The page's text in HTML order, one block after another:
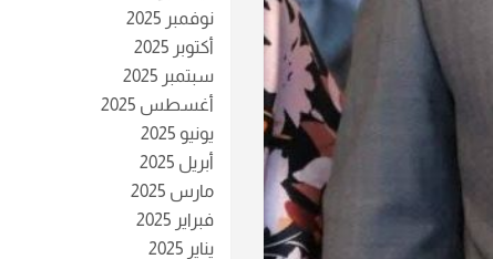
نوفمبر 2025
أكتوبر 2025
سبتمبر 2025
أغسطس 2025
يونيو 2025
أبريل 2025
مارس 2025
فبراير 2025
يناير 2025